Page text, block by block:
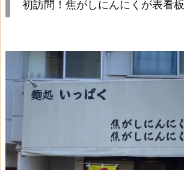
初訪問！焦がしにんにくが表看板